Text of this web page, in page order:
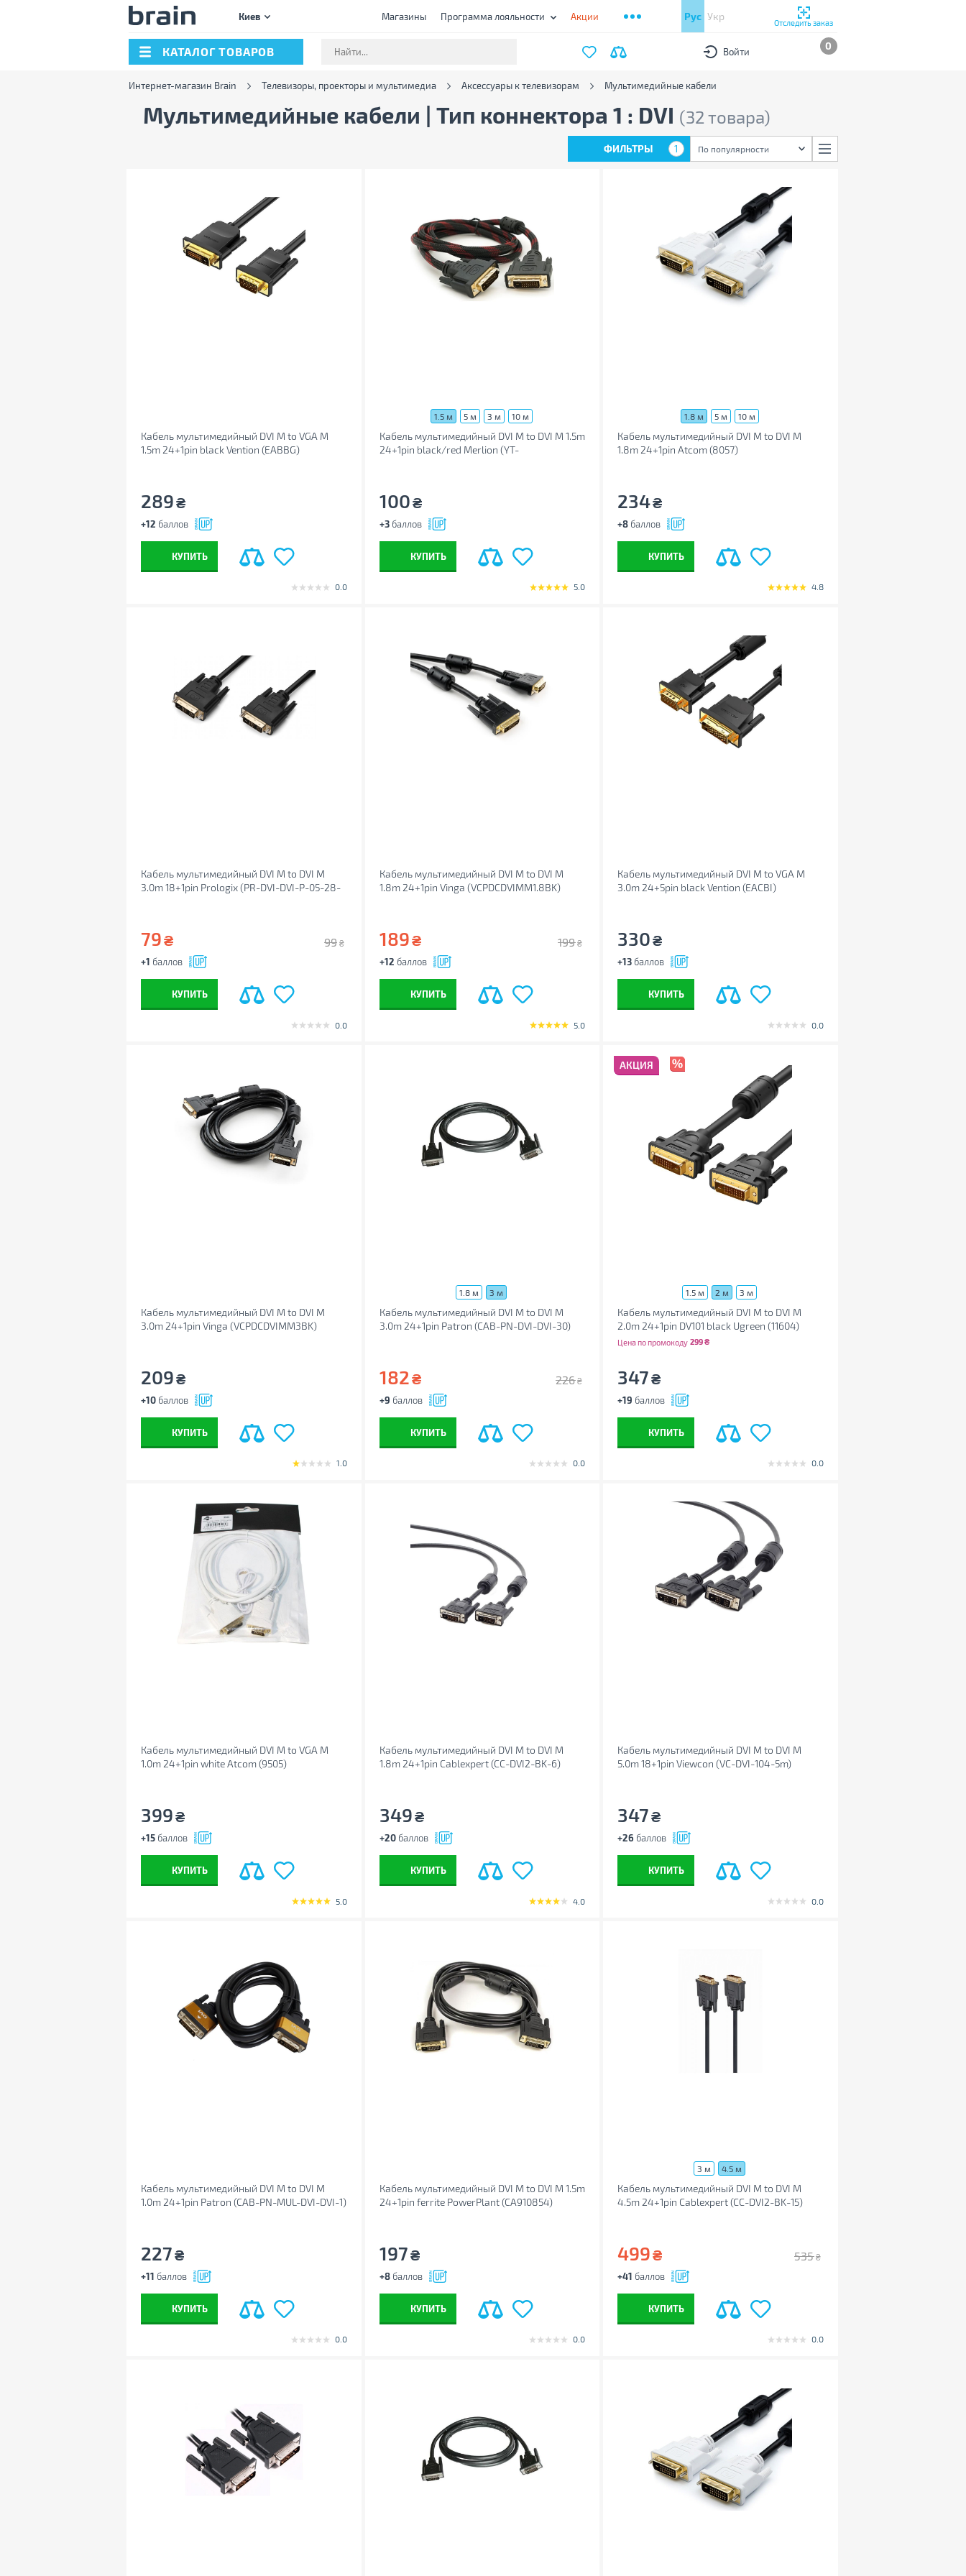
Киев Магазины Программа лояльности Акции Рус Укр
Отследить заказ
КАТАЛОГ ТОВАРОВ Войти 0
Интернет-магазин Brain Телевизоры, проекторы и мультимедиа Аксессуары к телевизорам Мультимедийные кабели
Мультимедийные кабели | Тип коннектора 1 : DVI (32 товара)
ФИЛЬТРЫ 1 По популярности
Кабель мультимедийный DVI M to VGA M
1.5m 24+1pin black Vention (EABBG)
289₴
+12 баллов
КУПИТЬ
0.0
1.5 м 5 м 3 м 10 м
Кабель мультимедийный DVI M to DVI M 1.5m
24+1pin black/red Merlion (YT-
100₴
+3баллов
КУПИТЬ
5.0
1.8 м 5 м 10 м
Кабель мультимедийный DVI M to DVI M
1.8m 24+1pin Atcom (8057)
234₴
+8 баллов
КУПИТЬ
4.8
Кабель мультимедийный DVI M to DVI M
3.0m 18+1pin Prologix (PR-DVI-DVI-P-05-28-
79₴ 99 ₴
+1 баллов
КУПИТЬ
0.0
Кабель мультимедийный DVI M to DVI M
1.8m 24+1pin Vinga (VCPDCDVIMM1.8BK)
189₴ 199 ₴
+12 баллов
КУПИТЬ
5.0
Кабель мультимедийный DVI M to VGA M
3.0m 24+5pin black Vention (EACBI)
330₴
+13 баллов
КУПИТЬ
0.0
Кабель мультимедийный DVI M to DVI M
3.0m 24+1pin Vinga (VCPDCDVIMM3BK)
209₴
+10 баллов
КУПИТЬ
1.0
1.8 м 3 м
Кабель мультимедийный DVI M to DVI M
3.0m 24+1pin Patron (CAB-PN-DVI-DVI-30)
182₴ 226 ₴
+9 баллов
КУПИТЬ
0.0
АКЦИЯ
1.5 м 2 м 3 м
Кабель мультимедийный DVI M to DVI M
2.0m 24+1pin DV101 black Ugreen (11604)
Цена по промокоду 299₴
347₴
+19 баллов
КУПИТЬ
0.0
Кабель мультимедийный DVI M to VGA M
1.0m 24+1pin white Atcom (9505)
399₴
+15 баллов
КУПИТЬ
5.0
Кабель мультимедийный DVI M to DVI M
1.8m 24+1pin Cablexpert (CC-DVI2-BK-6)
349₴
+20баллов
КУПИТЬ
4.0
Кабель мультимедийный DVI M to DVI M
5.0m 18+1pin Viewcon (VC-DVI-104-5m)
347₴
+26 баллов
КУПИТЬ
0.0
Кабель мультимедийный DVI M to DVI M
1.0m 24+1pin Patron (CAB-PN-MUL-DVI-DVI-1)
227₴
+11 баллов
КУПИТЬ
0.0
Кабель мультимедийный DVI M to DVI M 1.5m
24+1pin ferrite PowerPlant (CA910854)
197₴
+8баллов
КУПИТЬ
0.0
3 м 4.5 м
Кабель мультимедийный DVI M to DVI M
4.5m 24+1pin Cablexpert (CC-DVI2-BK-15)
499₴ 535 ₴
+41 баллов
КУПИТЬ
0.0